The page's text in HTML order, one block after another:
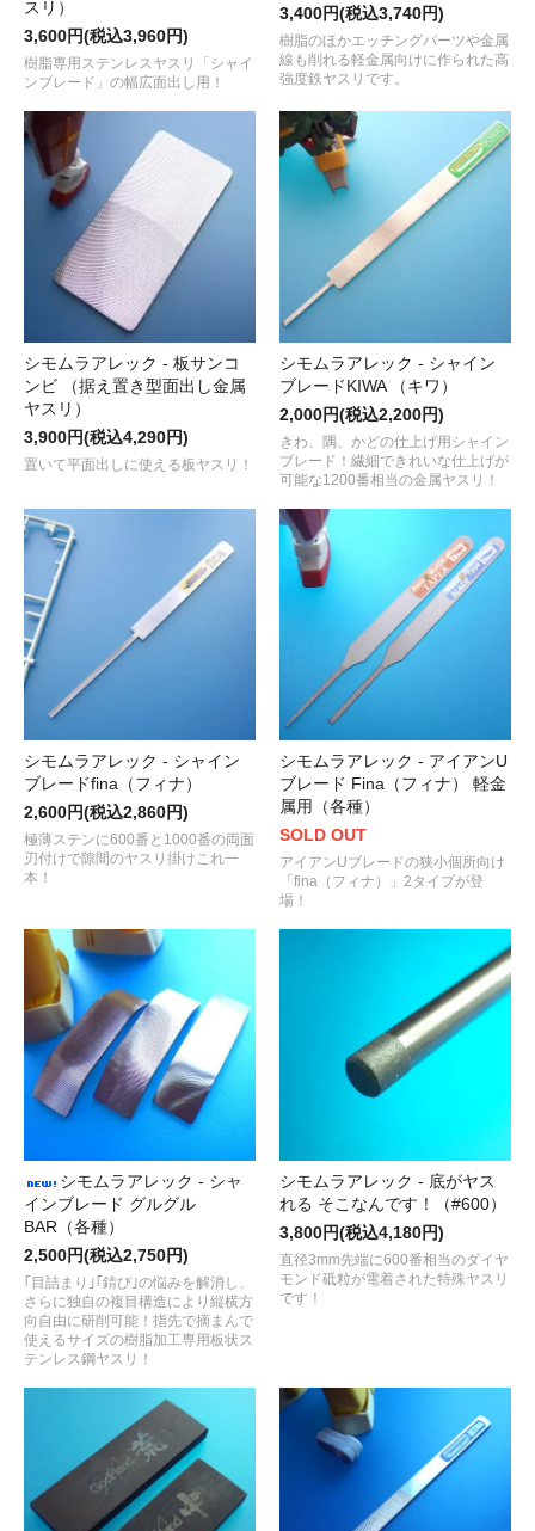
スリ）
3,600円(税込3,960円)
樹脂専用ステンレスヤスリ「シャイ
ンブレード」の幅広面出し用！
3,400円(税込3,740円)
樹脂のほかエッチングパーツや金属
線も削れる軽金属向けに作られた高
強度鉄ヤスリです。
シモムラアレック - 板サンコ
ンビ （据え置き型面出し金属
ヤスリ）
3,900円(税込4,290円)
置いて平面出しに使える板ヤスリ！
シモムラアレック - シャイン
ブレードKIWA （キワ）
2,000円(税込2,200円)
きわ、隅、かどの仕上げ用シャイン
ブレード！繊細できれいな仕上げが
可能な1200番相当の金属ヤスリ！
シモムラアレック - シャイン
ブレードfina（フィナ）
2,600円(税込2,860円)
極薄ステンに600番と1000番の両面
刃付けで隙間のヤスリ掛けこれ一
本！
シモムラアレック - アイアンU
ブレード Fina（フィナ） 軽金
属用（各種）
SOLD OUT
アイアンUブレードの狭小個所向け
「fina（フィナ）」2タイプが登
場！
シモムラアレック - シャ
インブレード グルグル
BAR（各種）
2,500円(税込2,750円)
｢目詰まり｣｢錆び｣の悩みを解消し、
さらに独自の複目構造により縦横方
向自由に研削可能！指先で摘まんで
使えるサイズの樹脂加工専用板状ス
テンレス鋼ヤスリ！
シモムラアレック - 底がヤス
れる そこなんです！（#600）
3,800円(税込4,180円)
直径3mm先端に600番相当のダイヤ
モンド砥粒が電着された特殊ヤスリ
です！